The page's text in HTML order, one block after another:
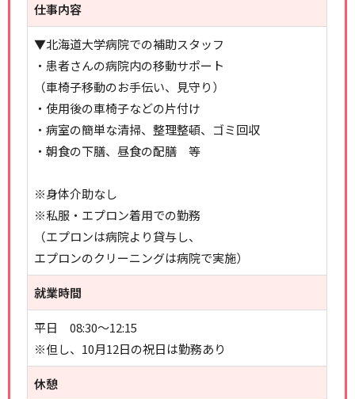
仕事内容
▼北海道大学病院での補助スタッフ
・患者さんの病院内の移動サポート
（車椅子移動のお手伝い、見守り）
・使用後の車椅子などの片付け
・病室の簡単な清掃、整理整頓、ゴミ回収
・朝食の下膳、昼食の配膳 等
※身体介助なし
※私服・エプロン着用での勤務
（エプロンは病院より貸与し、
エプロンのクリーニングは病院で実施）
就業時間
平日 08:30～12:15
※但し、10月12日の祝日は勤務あり
休憩